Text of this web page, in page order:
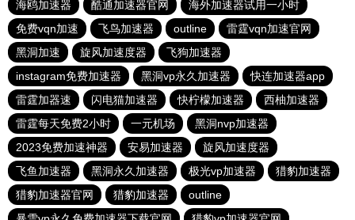
海鸥加速器
酷通加速器官网
海外加速器试用一小时
免费vqn加速
飞鸟加速器 outline
雷霆vqn加速官网
黑洞加速
旋风加速度器
飞狗加速器
instagram免费加速器
黑洞vp永久加速器
快连加速器app
雷霆加器速
闪电猫加速器 快柠檬加速器
西柚加速器
雷霆每天免费2小时
一元机场
黑洞nvp加速器
2023免费加速神器
安易加速器
旋风加速度器
飞鱼加速器
黑洞永久加速器 极光vp加速器
猎豹加速器
猎豹加速器官网
猎豹加速器
outline